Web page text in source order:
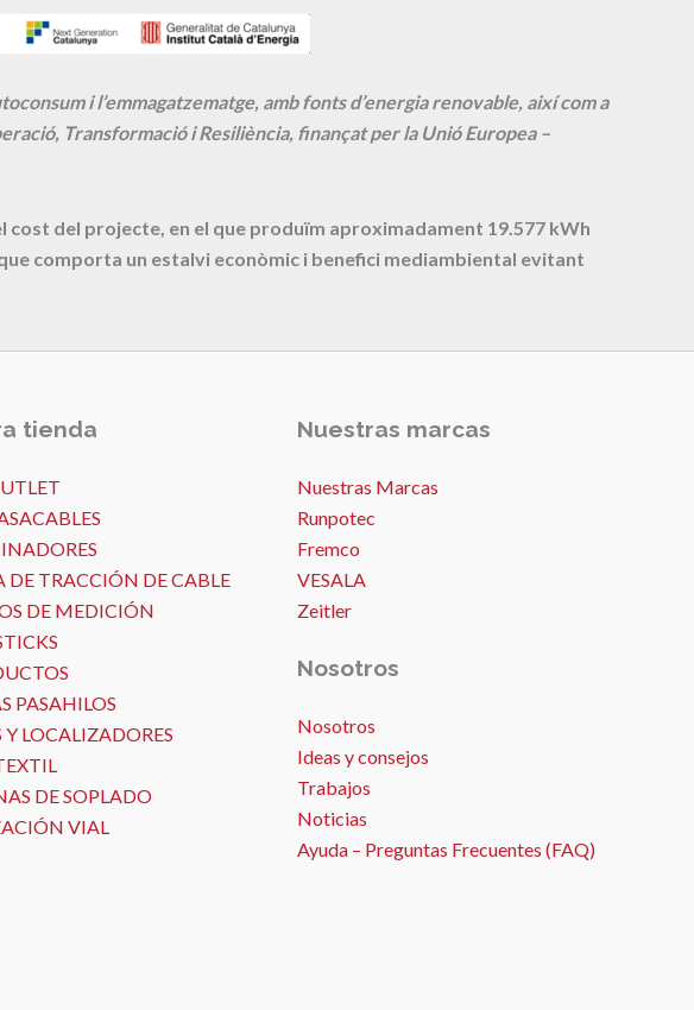
i l’emmagatzematge, amb fonts d’energia renovable, així com a
Transformació i Resiliència, finançat per la Unió Europea –
cost del projecte, en el que produïm aproximadament 19.577 kWh
comporta un estalvi econòmic i benefici mediambiental evitant
tienda
DE TRACCIÓN DE CABLE
DE MEDICIÓN
PASAHILOS
Y LOCALIZADORES
DE SOPLADO
VIAL
Nuestras marcas
Nuestras Marcas
Runpotec
Fremco
VESALA
Zeitler
Nosotros
Nosotros
Ideas y consejos
Trabajos
Noticias
Ayuda – Preguntas Frecuentes (FAQ)